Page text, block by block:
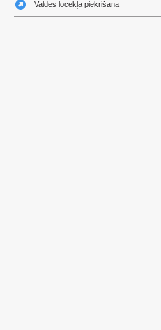
Valdes locekļa piekrišana